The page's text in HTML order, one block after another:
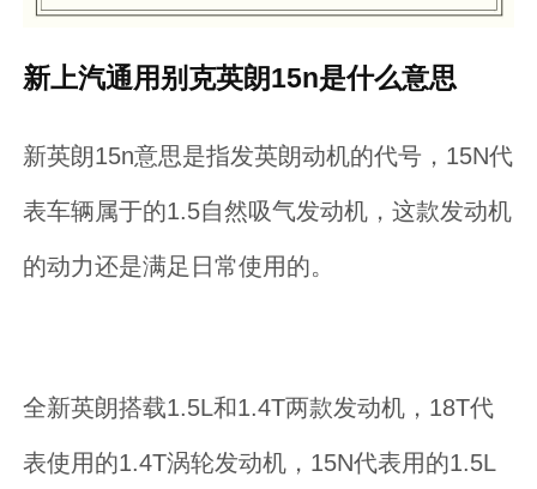
新上汽通用别克英朗15n是什么意思
新英朗15n意思是指发英朗动机的代号，15N代
表车辆属于的1.5自然吸气发动机，这款发动机
的动力还是满足日常使用的。
全新英朗搭载1.5L和1.4T两款发动机，18T代
表使用的1.4T涡轮发动机，15N代表用的1.5L